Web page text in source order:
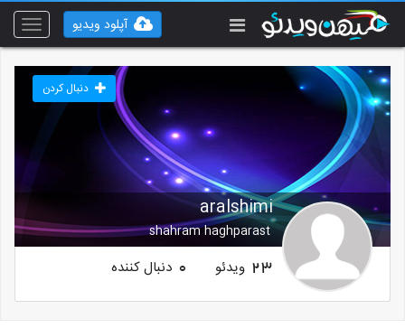
Toggle
آپلود ویدیو
aralshimi
shahram haghparast
دنبال کردن
23 ویدئو 0 دنبال کننده